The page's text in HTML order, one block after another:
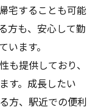
宅することも可能
方も、安心して勤
ます。
も提供しており、
す。成長したい
方、駅近での便利